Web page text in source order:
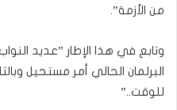
من الأزمة”.
وتابع في هذا الإطار ”عديد
البرلمان الحالي أمر مستحيل
للوقت..”